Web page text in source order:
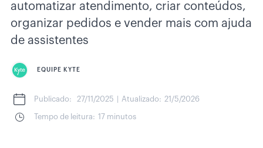
automatizar atendimento, criar conteúdos,
organizar pedidos e vender mais com ajuda
de assistentes
EQUIPE KYTE
Publicado: 27/11/2025 Atualizado: 21/5/2026
Tempo de leitura: 17 minutos